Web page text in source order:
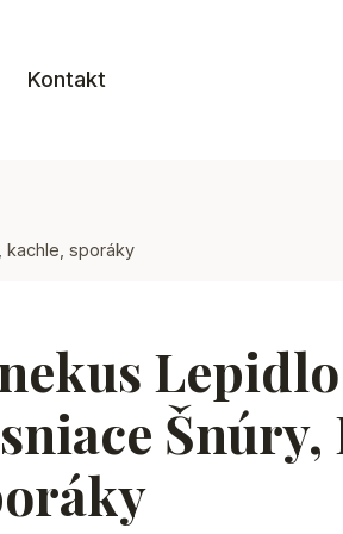
Kontakt
kachle, sporáky
Lepidlo
Šnúry,